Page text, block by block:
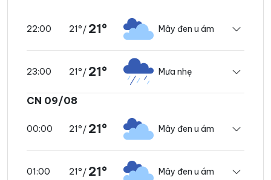
22:00 21°/ 21° Mây đen u ám
23:00 21°/ 21° Mưa nhẹ
CN 09/08
00:00 21°/ 21° Mây đen u ám
01:00 21°/ 21° Mây đen u ám